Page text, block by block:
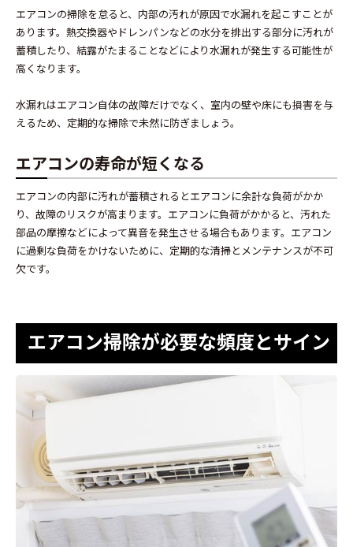
エアコンの掃除を怠ると、内部の汚れが原因で水漏れを起こすことが
あります。熱交換器やドレンパンなどの水分を排出する部分に汚れが
蓄積したり、結露がたまることなどにより水漏れが発生する可能性が
高くなります。
水漏れはエアコン自体の故障だけでなく、室内の壁や床にも損害を与
えるため、定期的な掃除で未然に防ぎましょう。
エアコンの寿命が短くなる
エアコンの内部に汚れが蓄積されるとエアコンに余計な負荷がかか
り、故障のリスクが高まります。エアコンに負荷がかかると、汚れた
部品の摩擦などによって異音を発生させる場合もあります。エアコン
に過剰な負荷をかけないために、定期的な清掃とメンテナンスが不可
欠です。
エアコン掃除が必要な頻度とサイン